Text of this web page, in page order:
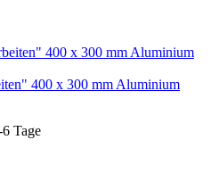
400 x 300 mm Aluminium
Tage